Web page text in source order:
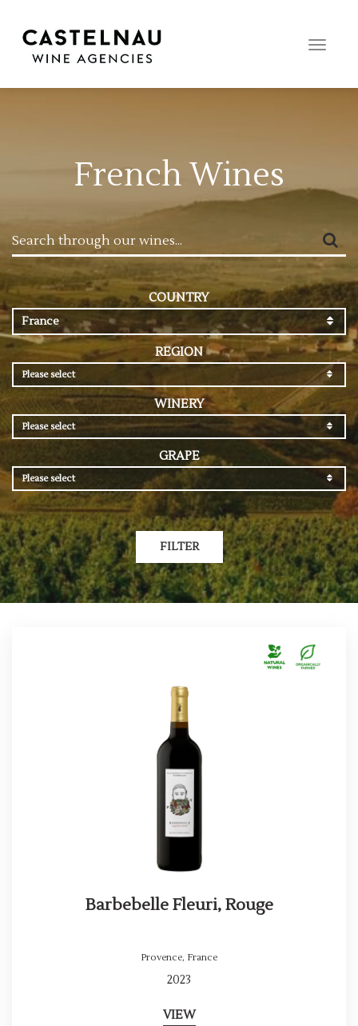
Toggle
French Wines
COUNTRY
France
REGION
Please select
WINERY
Please select
GRAPE
Please select
FILTER
Barbebelle Fleuri, Rouge
Provence, France
2023
VIEW